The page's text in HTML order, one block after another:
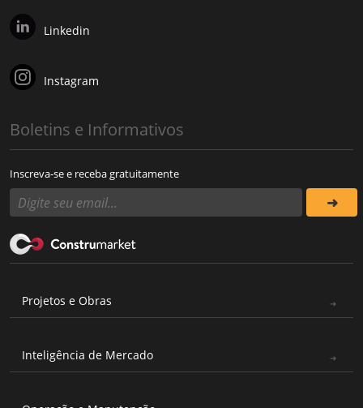
Linkedin
Instagram
Boletins e Informativos
Inscreva-se e receba gratuitamente
Projetos e Obras
Inteligência de Mercado